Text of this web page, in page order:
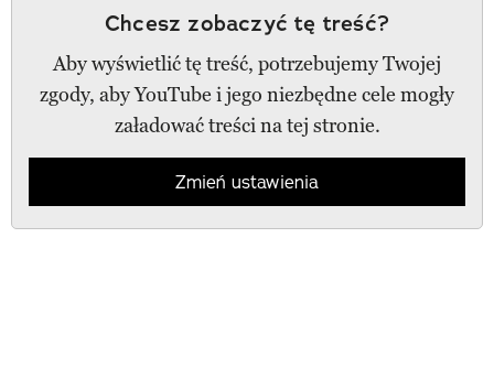
Chcesz zobaczyć tę treść?
Aby wyświetlić tę treść, potrzebujemy Twojej
zgody, aby YouTube i jego niezbędne cele mogły
załadować treści na tej stronie.
Zmień ustawienia